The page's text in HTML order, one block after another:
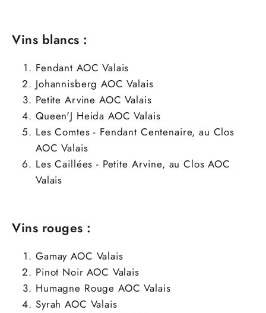
Vins blancs :
Fendant AOC Valais
JohannisbergAOC Valais
Petite Arvine AOC Valais
Queen'J Heida AOC Valais
Les Comtes - Fendant Centenaire, au Clos
AOC Valais
Les Caillées - Petite Arvine, au Clos AOC
Valais
Vins rouges :
GamayAOC Valais
Pinot NoirAOC Valais
Humagne Rouge AOC Valais
SyrahAOC Valais